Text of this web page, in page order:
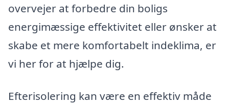
overvejer at forbedre din boligs
energimæssige effektivitet eller ønsker at
skabe et mere komfortabelt indeklima, er
vi her for at hjælpe dig.
Efterisolering kan være en effektiv måde